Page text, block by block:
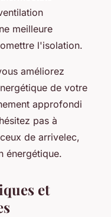
meilleure
l'isolation.
améliorez
de votre
approfondi
pas à
de arrivelec,
énergétique.
et